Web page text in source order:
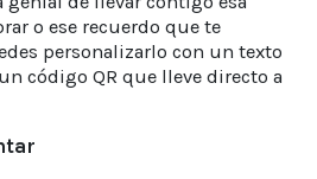
o ese recuerdo que te
personalizarlo con un texto
código QR que lleve directo a